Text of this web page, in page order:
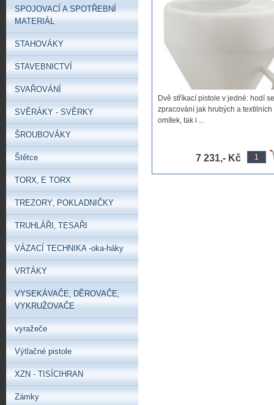
zpracování jak hrubých a
textilních omítek, tak i vloček,
Dvě stříkací pistole v jedné: hodí
zpracování jak hrubých a textilních
omítek, tak i ...
7 231,- Kč
SPOJOVACÍ A SPOTŘEBNÍ
MATERIÁL
STAHOVÁKY
STAVEBNICTVÍ
SVAŘOVÁNÍ
SVĚRÁKY - SVĚRKY
ŠROUBOVÁKY
Štětce
TORX‚ E TORX
TREZORY‚ POKLADNIČKY
TRUHLÁŘI‚ TESAŘI
VÁZACÍ TECHNIKA -oka-háky
VRTÁKY
VYSEKÁVAČE‚ DĚROVAČE‚
VYKRUŽOVAČE
vyražeče
Výtlačné pistole
XZN - TISÍCIHRAN
Zámky